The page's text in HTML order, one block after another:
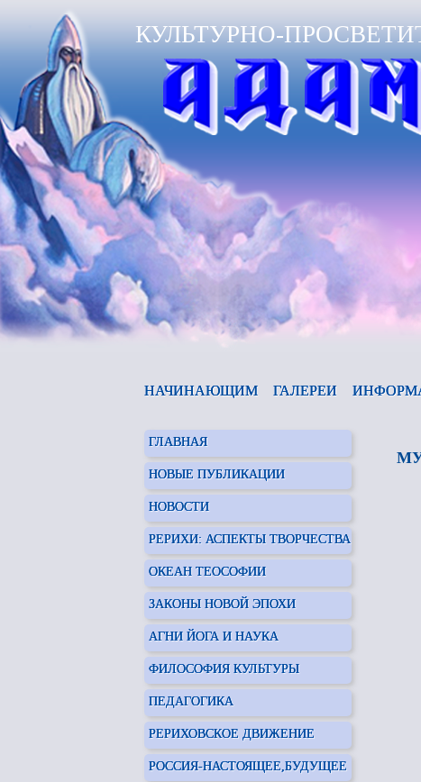
КУЛЬТУРНО-
НАЧИНАЮЩИМ ГАЛЕРЕИ
ГЛАВНАЯ
НОВЫЕ ПУБЛИКАЦИИ
НОВОСТИ
РЕРИХИ: АСПЕКТЫ ТВОРЧЕСТВА
ОКЕАН ТЕОСОФИИ
ЗАКОНЫ НОВОЙ ЭПОХИ
АГНИ ЙОГА И НАУКА
ФИЛОСОФИЯ КУЛЬТУРЫ
ПЕДАГОГИКА
РЕРИХОВСКОЕ ДВИЖЕНИЕ
РОССИЯ-НАСТОЯЩЕЕ,БУДУЩЕЕ